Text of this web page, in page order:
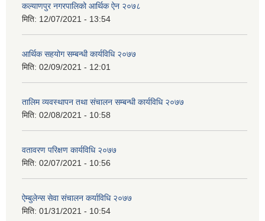
कल्याणपुर नगरपालिको आर्थिक ऐन २०७८
मिति: 12/07/2021 - 13:54
आर्थिक सहयोग सम्बन्धी कार्यविधि २०७७
मिति: 02/09/2021 - 12:01
तालिम व्यवस्थापन तथा संचालन सम्बन्धी कार्यविधि २०७७
मिति: 02/08/2021 - 10:58
वतावरण परिक्षण कार्यविधि २०७७
मिति: 02/07/2021 - 10:56
ऐम्बुलेन्स सेवा संचालन कर्याविधि २०७७
मिति: 01/31/2021 - 10:54